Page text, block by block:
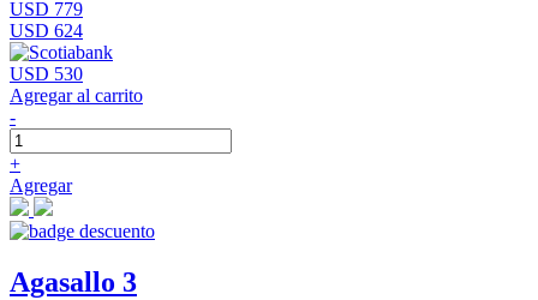
USD 779
USD 624
USD 530
Agregar al carrito
-
+
Agregar
Agasallo 3